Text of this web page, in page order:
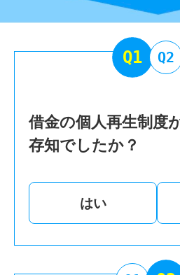
Q1 Q2
借金の個人再生制度
存知でしたか？
はい